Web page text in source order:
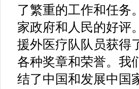
了繁重的工作和任务
家政府和人民的好评
援外医疗队队员获得
各种奖章和荣誉。我
结了中国和发展中国